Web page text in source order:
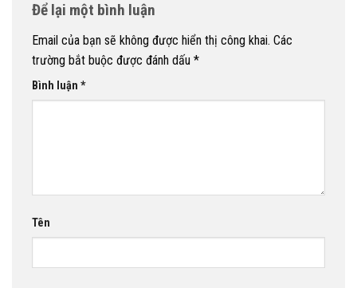
Để lại một bình luận
Email của bạn sẽ không được hiển thị công khai. Các
trường bắt buộc được đánh dấu *
Bình luận *
Tên